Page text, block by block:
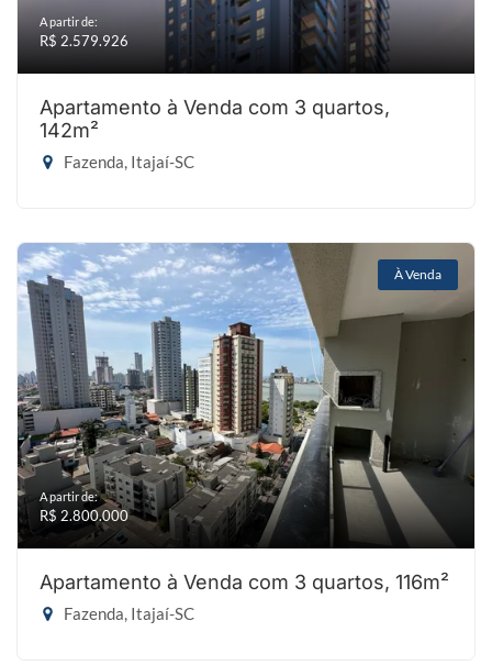
A partir de:
R$ 2.579.926
Apartamento à Venda com 3 quartos,
142m²
Fazenda, Itajaí-SC
À Venda
A partir de:
R$ 2.800.000
Apartamento à Venda com 3 quartos, 116m²
Fazenda, Itajaí-SC